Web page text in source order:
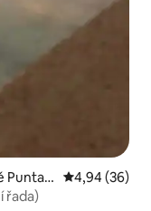
Punta
Průměrné
4,94 (36)
řada)